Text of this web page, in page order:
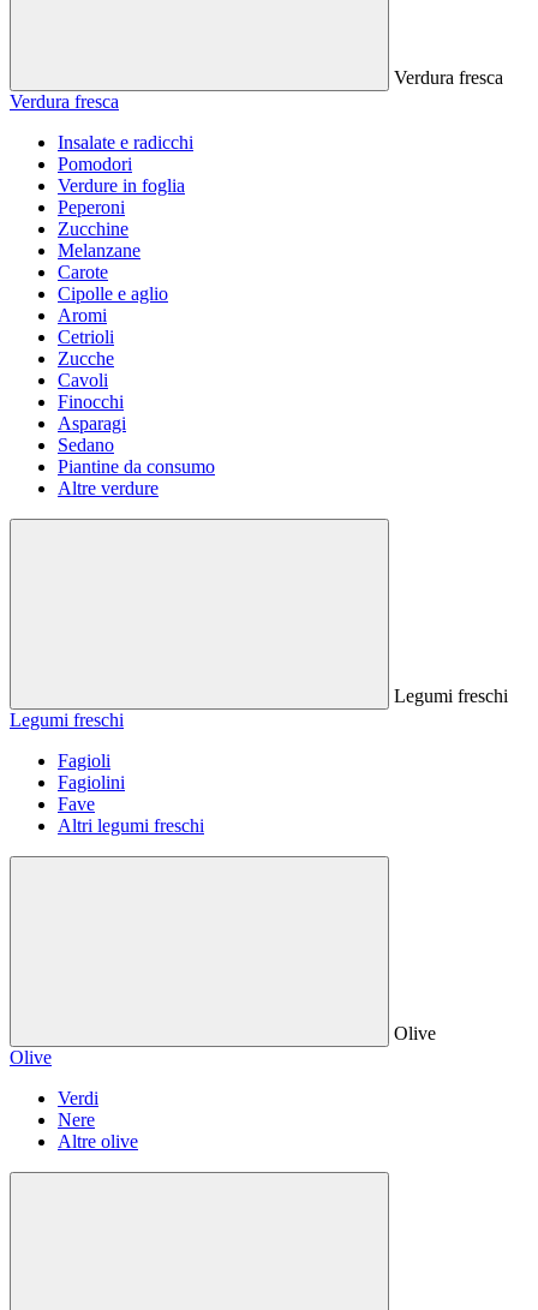
Verdura fresca
Verdura fresca
Insalate e radicchi
Pomodori
Verdure in foglia
Peperoni
Zucchine
Melanzane
Carote
Cipolle e aglio
Aromi
Cetrioli
Zucche
Cavoli
Finocchi
Asparagi
Sedano
Piantine da consumo
Altre verdure
Legumi freschi
Legumi freschi
Fagioli
Fagiolini
Fave
Altri legumi freschi
Olive
Olive
Verdi
Nere
Altre olive